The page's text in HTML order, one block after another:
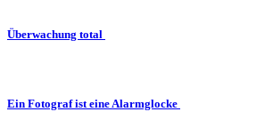
Überwachung total
Ein Fotograf ist eine Alarmglocke